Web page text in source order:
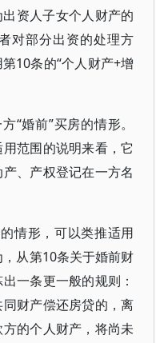
资人子女个人财产的
对部分出资的处理方
10条的“个人财产+增
“婚前”买房的情形。
范围的说明来看，它
、产权登记在一方名
情形，可以类推适用
，从第10条关于婚前财
一条更一般的规则：
财产偿还房贷的，离
的个人财产，将尚未